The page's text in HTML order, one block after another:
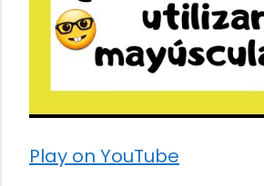
Play on YouTube